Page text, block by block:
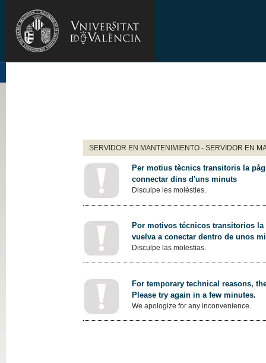
SERVIDOR EN MANTENIMIENTO - SERVIDOR EN
Per motius tècnics transitoris la
connectar dins d'uns minuts
Disculpe les molèsties.
Por motivos técnicos transitorios
vuelva a conectar dentro de unos
Disculpe las molestias.
For temporary technical reasons,
Please try again in a few minutes.
We apologize for any inconvenience.